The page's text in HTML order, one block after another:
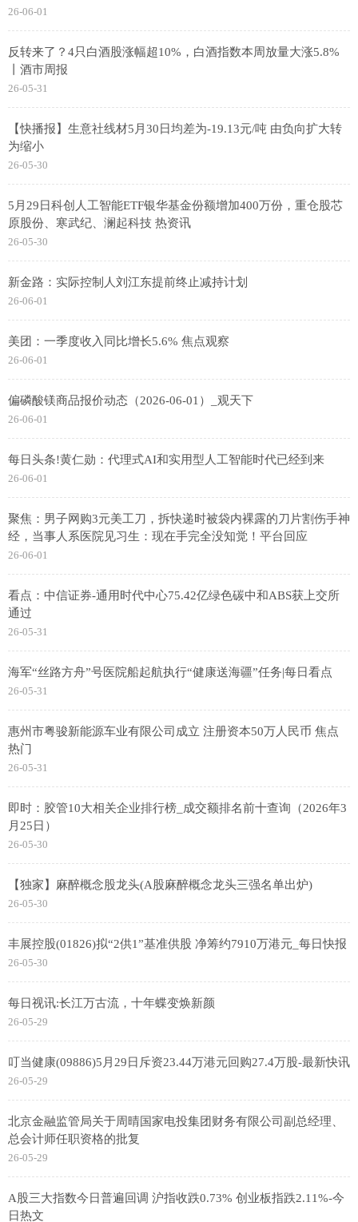
26-06-01
反转来了？4只白酒股涨幅超10%，白酒指数本周放量大涨5.8%
丨酒市周报
26-05-31
【快播报】生意社线材5月30日均差为-19.13元/吨 由负向扩大转
为缩小
26-05-30
5月29日科创人工智能ETF银华基金份额增加400万份，重仓股芯
原股份、寒武纪、澜起科技 热资讯
26-05-30
新金路：实际控制人刘江东提前终止减持计划
26-06-01
美团：一季度收入同比增长5.6% 焦点观察
26-06-01
偏磷酸镁商品报价动态（2026-06-01）_观天下
26-06-01
每日头条!黄仁勋：代理式AI和实用型人工智能时代已经到来
26-06-01
聚焦：男子网购3元美工刀，拆快递时被袋内裸露的刀片割伤手神
经，当事人系医院见习生：现在手完全没知觉！平台回应
26-06-01
看点：中信证券-通用时代中心75.42亿绿色碳中和ABS获上交所
通过
26-05-31
海军“丝路方舟”号医院船起航执行“健康送海疆”任务|每日看点
26-05-31
惠州市粤骏新能源车业有限公司成立 注册资本50万人民币 焦点
热门
26-05-31
即时：胶管10大相关企业排行榜_成交额排名前十查询（2026年3
月25日）
26-05-30
【独家】麻醉概念股龙头(A股麻醉概念龙头三强名单出炉)
26-05-30
丰展控股(01826)拟“2供1”基准供股 净筹约7910万港元_每日快报
26-05-30
每日视讯:长江万古流，十年蝶变焕新颜
26-05-29
叮当健康(09886)5月29日斥资23.44万港元回购27.4万股-最新快讯
26-05-29
北京金融监管局关于周晴国家电投集团财务有限公司副总经理、
总会计师任职资格的批复
26-05-29
A股三大指数今日普遍回调 沪指收跌0.73% 创业板指跌2.11%-今
日热文